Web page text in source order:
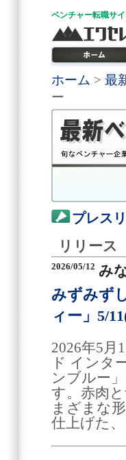
ベンチャー転職サイ
ホーム > 最
ー
プレス
リリース
2026/05/12 み
みずみず
ィー」5/
2026年5月
ド インタ
ンブルー
す。赤肉
まざまな
仕上げた